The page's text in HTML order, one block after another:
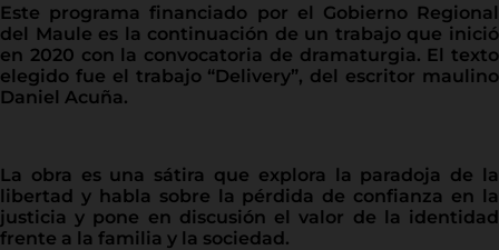
Este programa financiado por el Gobierno Regional
del Maule es la continuación de un trabajo que inició
en 2020 con la convocatoria de dramaturgia. El texto
elegido fue el trabajo “Delivery”, del escritor maulino
Daniel Acuña.
La obra es una sátira que explora la paradoja de la
libertad y habla sobre la pérdida de confianza en la
justicia y pone en discusión el valor de la identidad
frente a la familia y la sociedad.